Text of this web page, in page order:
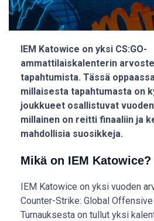
IEM Katowice on yksi CS:GO-
ammattilaiskalenterin
tapahtumista. Tässä
millaisesta tapahtumasta on
joukkueet osallistuvat
millainen on reitti finaaliin ja
mahdollisia suosikkeja.
Mikä on IEM Katowice?
IEM Katowice on yksi vuoden
Counter-Strike: Global
Turnauksesta on tullut yksi